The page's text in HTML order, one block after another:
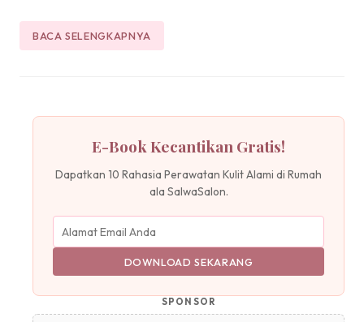
BACA SELENGKAPNYA
E-Book Kecantikan Gratis!
Dapatkan 10 Rahasia Perawatan Kulit Alami di Rumah
ala SalwaSalon.
DOWNLOAD SEKARANG
SPONSOR